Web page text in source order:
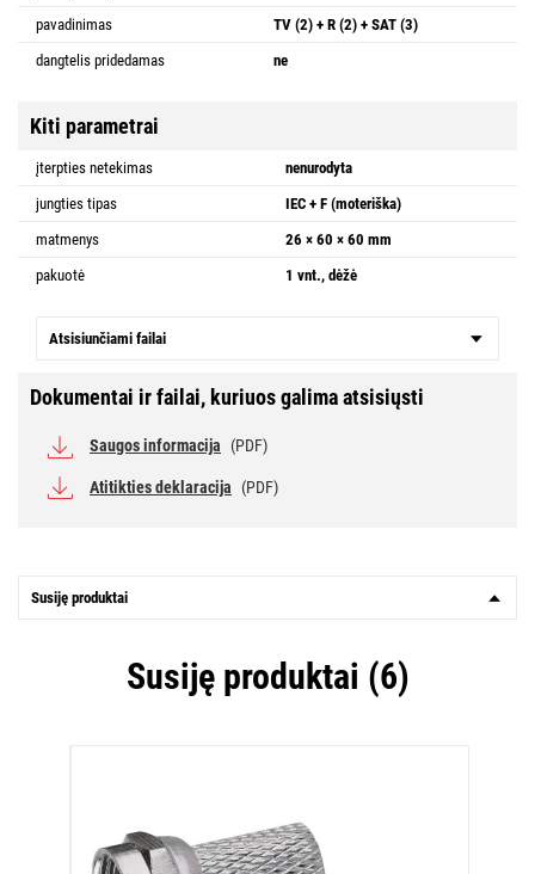
pavadinimas
TV (2) + R (2) + SAT (3)
dangtelis pridedamas
ne
Kiti parametrai
įterpties netekimas
nenurodyta
jungties tipas
IEC + F (moteriška)
matmenys
26 × 60 × 60 mm
pakuotė
1 vnt., dėžė
Atsisiunčiami failai
Dokumentai ir failai, kuriuos galima atsisiųsti
Saugos informacija (PDF)
Atitikties deklaracija (PDF)
Susiję produktai
Susiję produktai (6)